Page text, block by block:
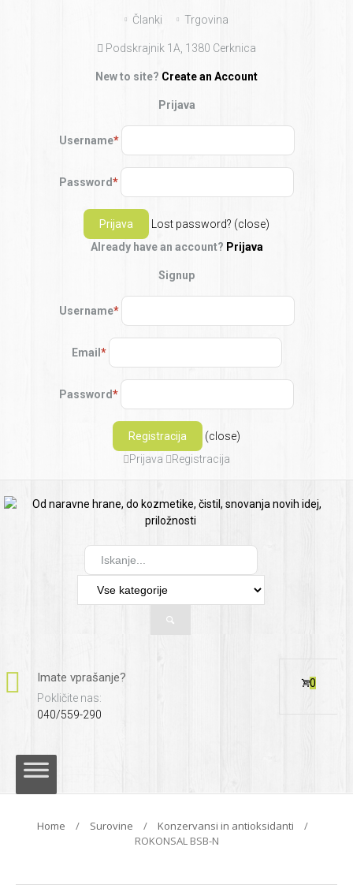
Skip
content
Članki Trgovina
Podskrajnik 1A, 1380 Cerknica
New to site? Create an Account
Prijava
Username*
Password*
Lost password? (close)
Already have an account? Prijava
Signup
Username*
Email *
Password*
(close)
Prijava
Registracija
Imate vprašanje?
Pokličite nas:
040/559-290
0
Skip
to
content
Home / Surovine / Konzervansi in antioksidanti
/
ROKONSAL BSB-N